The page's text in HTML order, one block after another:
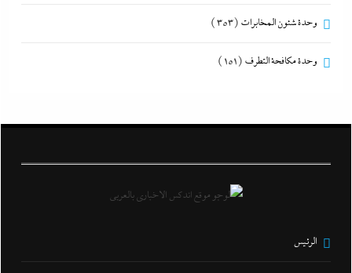
وحدة شئون المخابرات (353)
وحدة مكافحة التطرف (151)
الرئيس